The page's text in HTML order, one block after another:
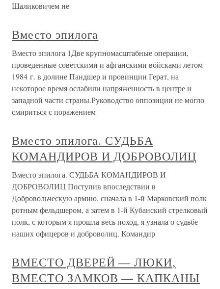
Шаликовичем не
Вместо эпилога
Вместо эпилога 1Две крупномасштабные операции,
проведенные советскими и афганскими войсками летом
1984 г. в долине Пандшер и провинции Герат, на
некоторое время ослабили напряженность в центре и
западной части страны.Руководство оппозиции не могло
смириться с поражением
Вместо эпилога. СУДЬБА
КОМАНДИРОВ И ДОБРОВОЛИЦ
Вместо эпилога. СУДЬБА КОМАНДИРОВ И
ДОБРОВОЛИЦ Поступив впоследствии в
Добровольческую армию, сначала в 1-й Марковский полк
ротным фельдшером, а затем в 1-й Кубанский стрелковый
полк, с которым я прошла весь поход, я узнала о судьбе
наших офицеров и доброволиц. Командир
ВМЕСТО ДВЕРЕЙ — ЛЮКИ,
ВМЕСТО ЗАМКОВ — КАПКАНЫ